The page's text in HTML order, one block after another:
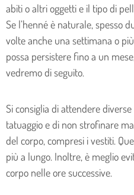
abiti o altri oggetti e il tipo di
Se l’henné è naturale, spesso
volte anche una settimana o
possa persistere fino a un
vedremo di seguito.
Si consiglia di attendere
tatuaggio e di non strofinare
del corpo, compresi i vestiti.
più a lungo. Inoltre, è meglio
corpo nelle ore successive.